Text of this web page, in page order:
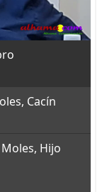
Cacín
Hijo